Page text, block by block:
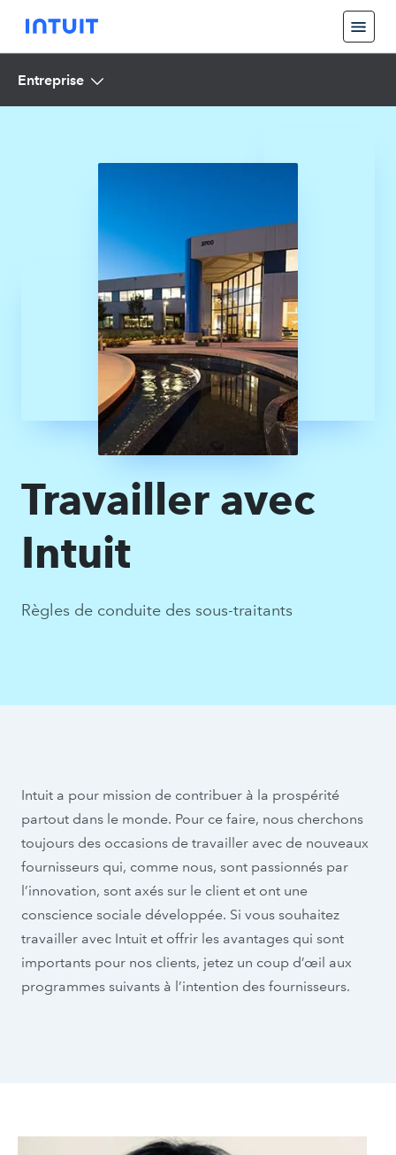
Entreprise
Approvisionnement stratégique
À propos d'Intuit
Travailler avec
Intuit
Règles de conduite des sous-traitants
Intuit a pour mission de contribuer à la prospérité
partout dans le monde. Pour ce faire, nous cherchons
toujours des occasions de travailler avec de nouveaux
fournisseurs qui, comme nous, sont passionnés par
l’innovation, sont axés sur le client et ont une
conscience sociale développée. Si vous souhaitez
travailler avec Intuit et offrir les avantages qui sont
importants pour nos clients, jetez un coup d’œil aux
programmes suivants à l’intention des fournisseurs.